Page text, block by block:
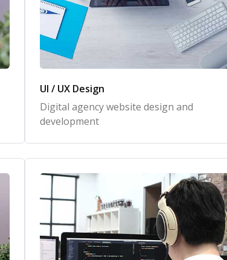
UI / UX Design
Digital agency website design and
development